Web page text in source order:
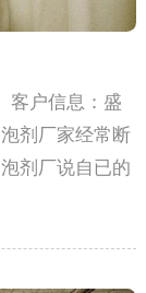
客户信息：盛
剂厂家经常断
剂厂说自已的